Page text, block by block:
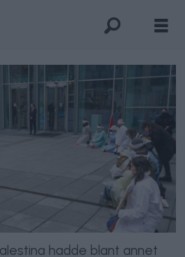
hadde blant annet